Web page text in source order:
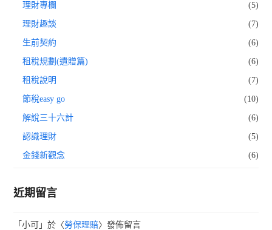
理財專欄 (5)
理財趣談 (7)
生前契約 (6)
租稅規劃(遺贈篇) (6)
租稅說明 (7)
節稅easy go (10)
解說三十六計 (6)
認識理財 (5)
金錢新觀念 (6)
近期留言
「小可 」於〈勞保理賠〉發佈留言